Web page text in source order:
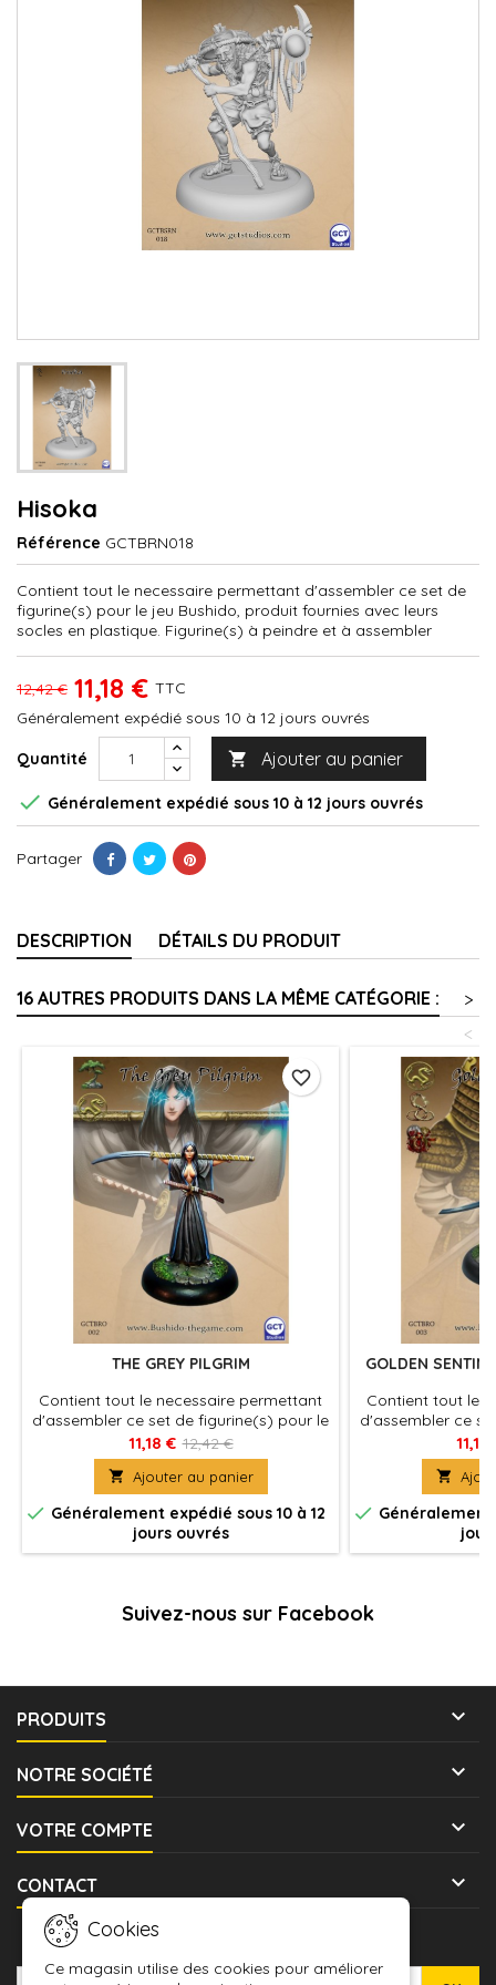
Hisoka
Référence GCTBRN018
Contient tout le necessaire permettant d'assembler ce set de
figurine(s) pour le jeu Bushido, produit fournies avec leurs
socles en plastique. Figurine(s) à peindre et à assembler
12,42 € 11,18 € TTC
Généralement expédié sous 10 à 12 jours ouvrés
Quantité  Ajouter au panier
 Généralement expédié sous 10 à 12 jours ouvrés
Partager
DESCRIPTION DÉTAILS DU PRODUIT
16 AUTRES PRODUITS DANS LA MÊME CATÉGORIE :
>
<
THE GREY PILGRIM
Contient tout le necessaire permettant
d'assembler ce set de figurine(s) pour le
jeu Bushido, produit fournies avec leurs
socles en plastique. Figurine(s) à
peindre et à assembler
11,18 € 12,42 €
 Ajouter au panier
 Généralement expédié sous 10 à 12
jours ouvrés
favorite_border
GOLDEN
Contient tout le
d'assembler ce
jeu Bushido,
socles en
peindre
11,18

 Généralement
Suivez-nous sur Facebook
PRODUITS 
NOTRE SOCIÉTÉ 
VOTRE COMPTE 
CONTACT 
Cookies
Ce magasin utilise des cookies pour améliorer
LETTRE D'INFORMATIONS